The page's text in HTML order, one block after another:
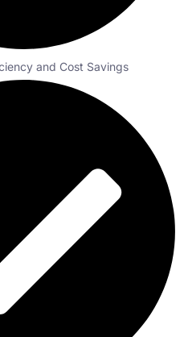
and Cost Savings